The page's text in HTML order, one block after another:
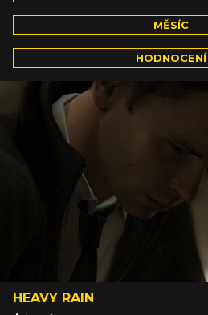
MĚSÍC
HODNOCENÍ
HEAVY RAIN